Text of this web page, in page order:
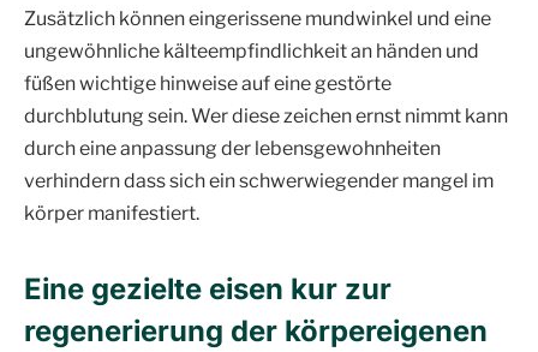
Zusätzlich können eingerissene mundwinkel und eine
ungewöhnliche kälteempfindlichkeit an händen und
füßen wichtige hinweise auf eine gestörte
durchblutung sein. Wer diese zeichen ernst nimmt kann
durch eine anpassung der lebensgewohnheiten
verhindern dass sich ein schwerwiegender mangel im
körper manifestiert.
Eine gezielte eisen kur zur
regenerierung der körpereigenen